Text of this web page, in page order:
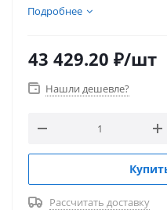
песка, ржавчины и
пробкой. Изготовлен
стали AISI 316.
Подробнее
43 429.20 ₽/шт
Нашли дешевле?
Рассчитать доставку